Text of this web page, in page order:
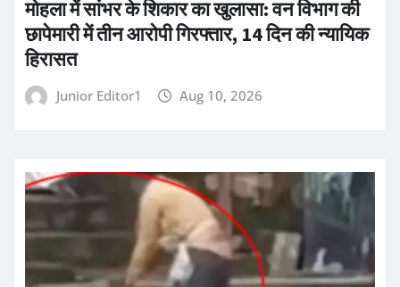
मोहला में सांभर के शिकार का खुलासा: वन विभाग की
छापेमारी में तीन आरोपी गिरफ्तार, 14 दिन की न्यायिक
हिरासत
Junior Editor1 Aug 10, 2026